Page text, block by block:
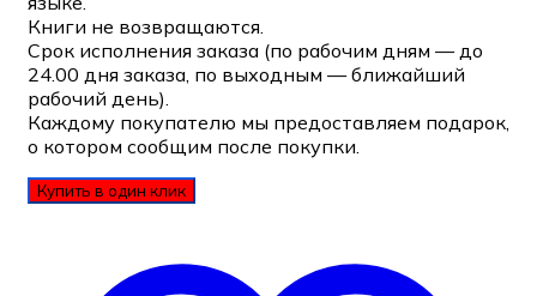
Книги не возвращаются.
Срок исполнения заказа (по рабочим дням — до
24.00 дня заказа, по выходным — ближайший
рабочий день).
Каждому покупателю мы предоставляем подарок,
о котором сообщим после покупки.
Купить в один клик